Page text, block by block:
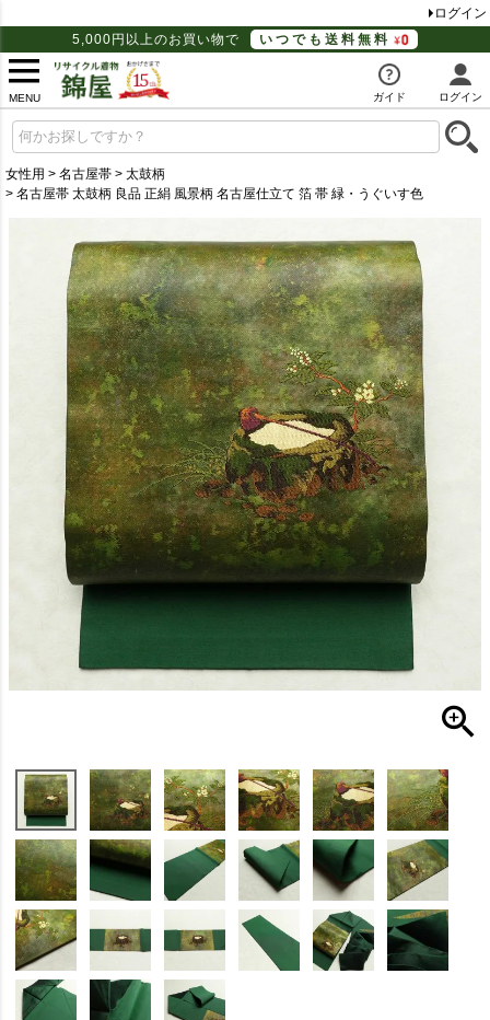
ログイン
5,000円以上のお買い物で
いつでも送料無料
MENU ガイド ログイン
女性用 名古屋帯
太鼓柄
名古屋帯 太鼓柄 良品 正絹 風景柄 名古屋仕立て 箔 帯 緑・うぐいす色